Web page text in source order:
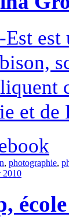
est
et de
, photographie,
2010